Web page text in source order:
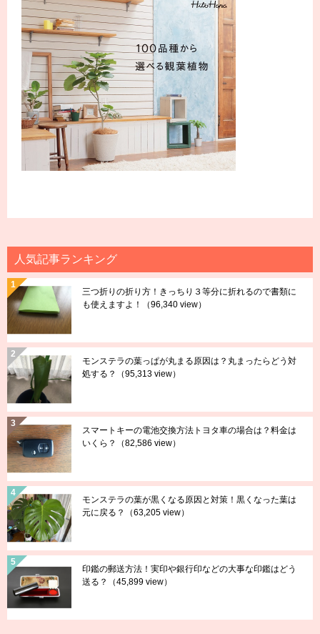
人気記事ランキング
三つ折りの折り方！きっちり３等分に折れるので書類に
も使えますよ！
（96,340 view）
モンステラの葉っぱが丸まる原因は？丸まったらどう対
処する？
（95,313 view）
スマートキーの電池交換方法トヨタ車の場合は？料金は
いくら？
（82,586 view）
モンステラの葉が黒くなる原因と対策！黒くなった葉は
元に戻る？
（63,205 view）
印鑑の郵送方法！実印や銀行印などの大事な印鑑はどう
送る？
（45,899 view）